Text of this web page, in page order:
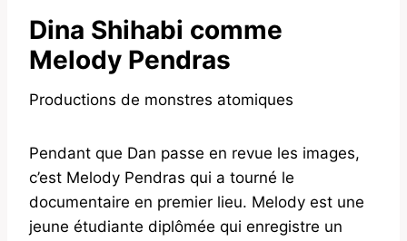
Dina Shihabi comme
Melody Pendras
Productions de monstres atomiques
Pendant que Dan passe en revue les images,
c’est Melody Pendras qui a tourné le
documentaire en premier lieu. Melody est une
jeune étudiante diplômée qui enregistre un